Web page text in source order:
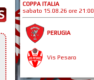
COPPA ITALIA
sabato 15.08.26 ore 21:00
PERUGIA
Vis Pesaro